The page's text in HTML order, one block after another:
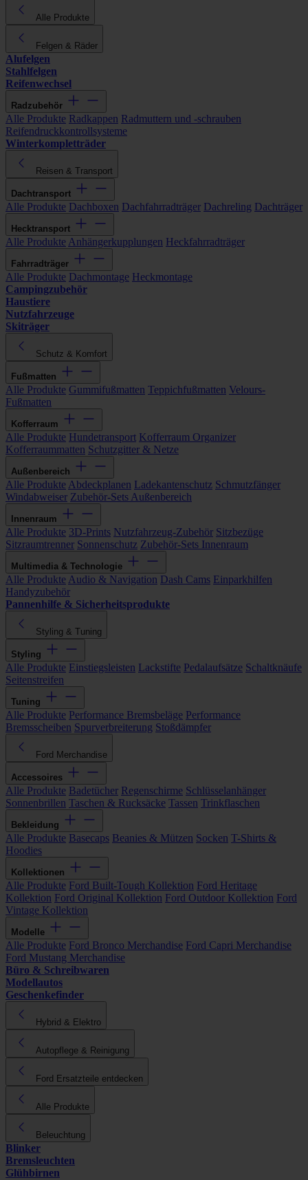
Alle Produkte
Felgen & Räder
Alufelgen
Stahlfelgen
Reifenwechsel
Radzubehör
Alle Produkte Radkappen Radmuttern und -schrauben
Reifendruckkontrollsysteme
Winterkompletträder
Reisen & Transport
Dachtransport
Alle Produkte Dachboxen Dachfahrradträger Dachreling Dachträger
Hecktransport
Alle Produkte Anhängerkupplungen Heckfahrradträger
Fahrradträger
Alle Produkte Dachmontage Heckmontage
Campingzubehör
Haustiere
Nutzfahrzeuge
Skiträger
Schutz & Komfort
Fußmatten
Alle Produkte Gummifußmatten Teppichfußmatten Velours-
Fußmatten
Kofferraum
Alle Produkte Hundetransport Kofferraum Organizer
Kofferraummatten Schutzgitter & Netze
Außenbereich
Alle Produkte Abdeckplanen Ladekantenschutz Schmutzfänger
Windabweiser Zubehör-Sets Außenbereich
Innenraum
Alle Produkte 3D-Prints Nutzfahrzeug-Zubehör Sitzbezüge
Sitzraumtrenner Sonnenschutz Zubehör-Sets Innenraum
Multimedia & Technologie
Alle Produkte Audio & Navigation Dash Cams Einparkhilfen
Handyzubehör
Pannenhilfe & Sicherheitsprodukte
Styling & Tuning
Styling
Alle Produkte Einstiegsleisten Lackstifte Pedalaufsätze Schaltknäufe
Seitenstreifen
Tuning
Alle Produkte Performance Bremsbeläge Performance
Bremsscheiben Spurverbreiterung Stoßdämpfer
Ford Merchandise
Accessoires
Alle Produkte Badetücher Regenschirme Schlüsselanhänger
Sonnenbrillen Taschen & Rucksäcke Tassen Trinkflaschen
Bekleidung
Alle Produkte Basecaps Beanies & Mützen Socken T-Shirts &
Hoodies
Kollektionen
Alle Produkte Ford Built-Tough Kollektion Ford Heritage
Kollektion Ford Original Kollektion Ford Outdoor Kollektion Ford
Vintage Kollektion
Modelle
Alle Produkte Ford Bronco Merchandise Ford Capri Merchandise
Ford Mustang Merchandise
Büro & Schreibwaren
Modellautos
Geschenkefinder
Hybrid & Elektro
Autopflege & Reinigung
Ford Ersatzteile entdecken
Alle Produkte
Beleuchtung
Blinker
Bremsleuchten
Glühbirnen